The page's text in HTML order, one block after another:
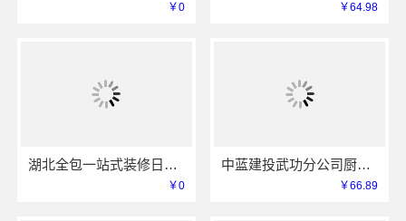
￥0 ￥64.98
湖北全包一站式装修日式原木风快速——同城快装（湖北）科技有限公司
￥0
中蓝建投武功分公司厨房半包装修北欧风案例
￥66.89